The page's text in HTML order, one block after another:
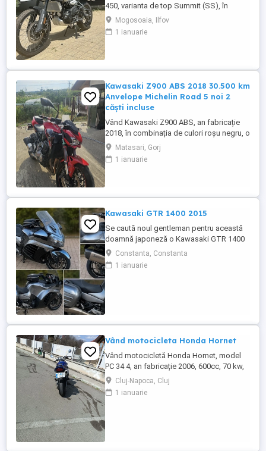
450, varianta de top Summit (SS), în
culoarea Kamet White, dotată din fabrică
cu jante Tubeless. Motocicleta este
practic nouă, neutilizată (2 km). A fost
2025. Se află în stare absolut ...
Mogosoaia, Ilfov
1 ianuarie
Kawasaki Z900 ABS 2018 30.500 km
Anvelope Michelin Road 5 noi 2
căști incluse
Vând Kawasaki Z900 ABS, an fabricație
2018, în combinația de culori roșu negru, o
configurație foarte frumoasă și mai rar
întâlnită. Motocicleta are aproximativ
30.500 km și se prezintă foarte bine. Este
efectuat recent, ...
Matasari, Gorj
1 ianuarie
Kawasaki GTR 1400 2015
Se caută noul gentleman pentru această
doamnă japoneză o Kawasaki GTR 1400
care încă întoarce priviri și iubește
kilometrii. A fost răsfățată, întreținută la
timp și tratată cu respect. O dau doar
Constanta, Constanta
1 ianuarie
Vând motocicleta Honda Hornet
Vând motocicletă Honda Hornet, model
PC 34 4, an fabricație 2006, 600cc, 70 kw,
98 cp, inspecție tehnică valabilă până în
august 2027 . Preț 1900 euro
Cluj-Napoca, Cluj
1 ianuarie